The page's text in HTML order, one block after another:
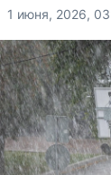
1 июня, 2026,